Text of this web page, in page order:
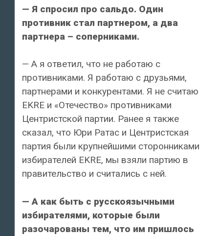
— Я спросил про сальдо. Один
противник стал партнером, а два
партнера – соперниками.
— А я ответил, что не работаю с
противниками. Я работаю с друзьями,
партнерами и конкурентами. Я не считаю
EKRE и «Отечество» противниками
Центристской партии. Ранее я также
сказал, что Юри Ратас и Центристская
партия были крупнейшими сторонниками
избирателей EKRE, мы взяли партию в
правительство и считались с ней.
— А как быть с русскоязычными
избирателями, которые были
разочарованы тем, что им пришлось